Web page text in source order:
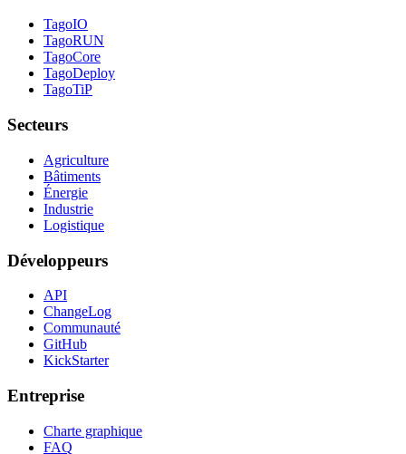
TagoIO
TagoRUN
TagoCore
TagoDeploy
TagoTiP
Secteurs
Agriculture
Bâtiments
Énergie
Industrie
Logistique
Développeurs
API
ChangeLog
Communauté
GitHub
KickStarter
Entreprise
Charte graphique
FAQ